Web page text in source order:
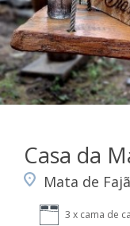
Casa da
Mata de
3 x cama de